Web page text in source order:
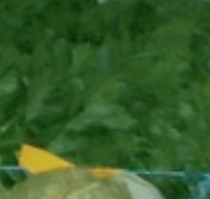
NAŠI PROJEKTI
NOVOSTI
GALERIJA
KONTAKT